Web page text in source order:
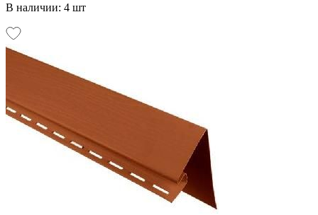
В наличии: 4 шт